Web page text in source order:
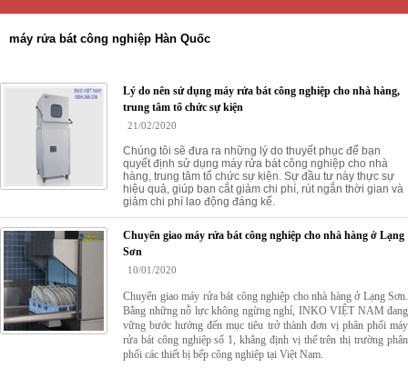
KHÁCH HÀNG
máy rửa bát công nghiệp Hàn Quốc
Lý do nên sử dụng máy rửa bát công nghiệp cho nhà hàng,
trung tâm tổ chức sự kiện
21/02/2020
Chúng tôi sẽ đưa ra những lý do thuyết phục để bạn
quyết định sử dụng máy rửa bát công nghiệp cho nhà
hàng, trung tâm tổ chức sự kiện. Sự đầu tư này thực sự
hiệu quả, giúp bạn cắt giảm chi phí, rút ngắn thời gian và
giảm chi phí lao động đáng kể.
Chuyển giao máy rửa bát công nghiệp cho nhà hàng ở Lạng
Sơn
10/01/2020
Chuyển giao máy rửa bát công nghiệp cho nhà hàng ở Lạng Sơn.
Bằng những nỗ lực không ngừng nghỉ, INKO VIỆT NAM đang
vững bước hướng đến mục tiêu trở thành đơn vị phân phối máy
rửa bát công nghiệp số 1, khẳng định vị thế trên thị trường phân
phối các thiết bị bếp công nghiệp tại Việt Nam.